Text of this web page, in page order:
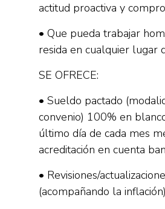
actitud proactiva y
• Que pueda trabajar
resida en cualquier lugar
SE OFRECE:
• Sueldo pactado
convenio) 100% en
último día de cada mes
acreditación en cuenta
• Revisiones/
(acompañando la inflación)